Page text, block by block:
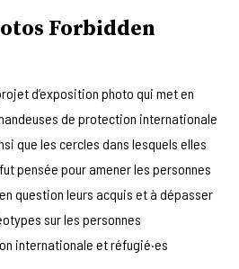
Forbidden
d’exposition photo qui met en
de protection internationale
que les cercles dans lesquels elles
pensée pour amener les personnes
question leurs acquis et à dépasser
sur les personnes
internationale et réfugié·es